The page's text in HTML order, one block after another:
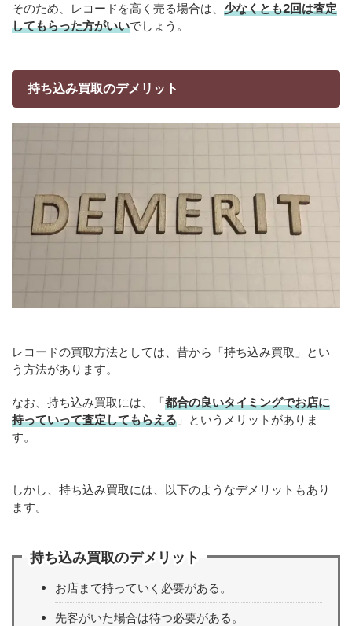
そのため、レコードを高く売る場合は、 少なくとも2回は査定
してもらった方がいいでしょう。
持ち込み買取のデメリット
レコードの買取方法としては、昔から「持ち込み買取」とい
う方法があります。
なお、持ち込み買取には、「都合の良いタイミングでお店に
持っていって査定してもらえる 」というメリットがありま
す。
しかし、持ち込み買取には、以下のようなデメリットもあり
ます。
持ち込み買取のデメリット
お店まで持っていく必要がある。
先客がいた場合は待つ必要がある。